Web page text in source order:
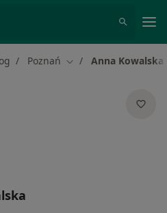
Poznań Zmień miasto
Anna Kowalska